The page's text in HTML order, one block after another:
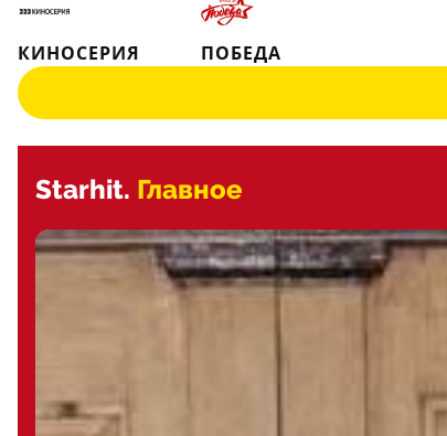
КИНОСЕРИЯ
ПОБЕДА
Starhit. Главное